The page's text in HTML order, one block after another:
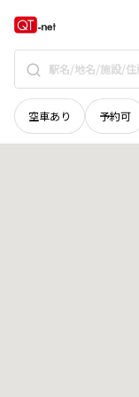
空車あり 予約可
島根県